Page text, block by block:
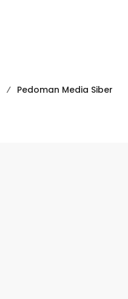
Pedoman Media Siber